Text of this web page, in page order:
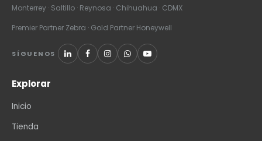
Monterrey · Saltillo · Reynosa · Chihuahua · CDMX
Premier Partner Zebra · Gold Partner Honeywell
SÍGUENOS
Explorar
Inicio
Tienda